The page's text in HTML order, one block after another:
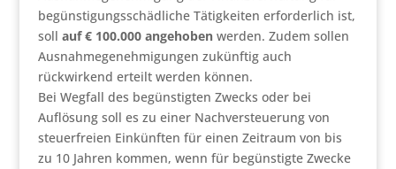
begünstigungsschädliche Tätigkeiten erforderlich ist,
soll auf € 100.000 angehobenwerden. Zudem sollen
Ausnahmegenehmigungen zukünftig auch
rückwirkend erteilt werden können.
Bei Wegfall des begünstigten Zwecks oder bei
Auflösung soll es zu einer Nachversteuerung von
steuerfreien Einkünften für einen Zeitraum von bis
zu 10 Jahren kommen, wenn für begünstigte Zwecke